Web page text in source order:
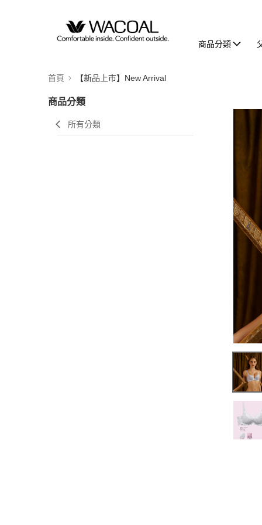
商品分類
首頁 【新品上市】New Arrival
商品分類
所有分類